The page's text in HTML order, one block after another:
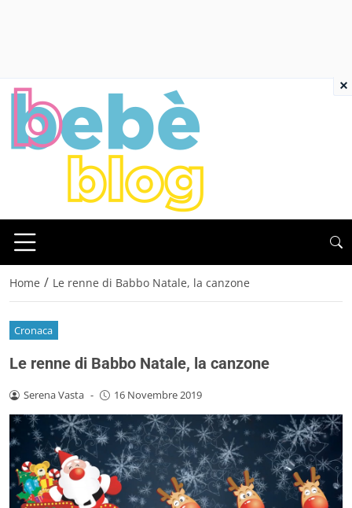
Home / Le renne di Babbo Natale, la canzone
Cronaca
Le renne di Babbo Natale, la canzone
Serena Vasta - 16 Novembre 2019
×